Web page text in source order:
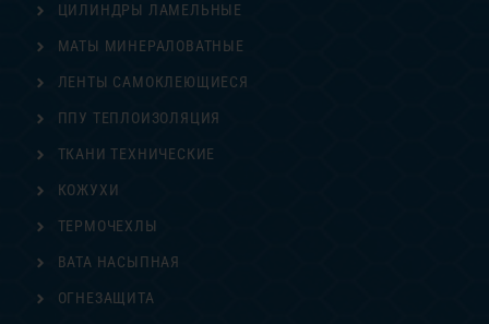
ЦИЛИНДРЫ ЛАМЕЛЬНЫЕ
МАТЫ МИНЕРАЛОВАТНЫЕ
ЛЕНТЫ САМОКЛЕЮЩИЕСЯ
ППУ ТЕПЛОИЗОЛЯЦИЯ
ТКАНИ ТЕХНИЧЕСКИЕ
КОЖУХИ
ТЕРМОЧЕХЛЫ
ВАТА НАСЫПНАЯ
ОГНЕЗАЩИТА